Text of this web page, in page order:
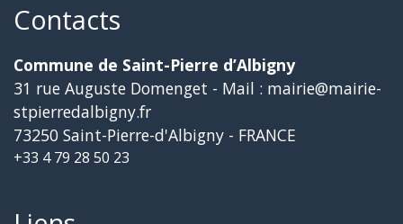
Contacts
Commune de Saint-Pierre d’Albigny
31 rue Auguste Domenget - Mail : mairie@mairie-
stpierredalbigny.fr
73250 Saint-Pierre-d'Albigny - FRANCE
+33 4 79 28 50 23